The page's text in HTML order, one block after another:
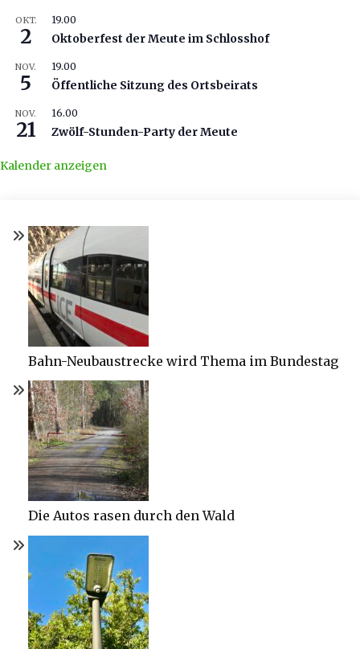
OKT.
2
19.00
Oktoberfest der Meute im Schlosshof
NOV.
5
19.00
Öffentliche Sitzung des Ortsbeirats
NOV.
21
16.00
Zwölf-Stunden-Party der Meute
Kalender anzeigen
Bahn-Neubaustrecke wird Thema im Bundestag
Die Autos rasen durch den Wald